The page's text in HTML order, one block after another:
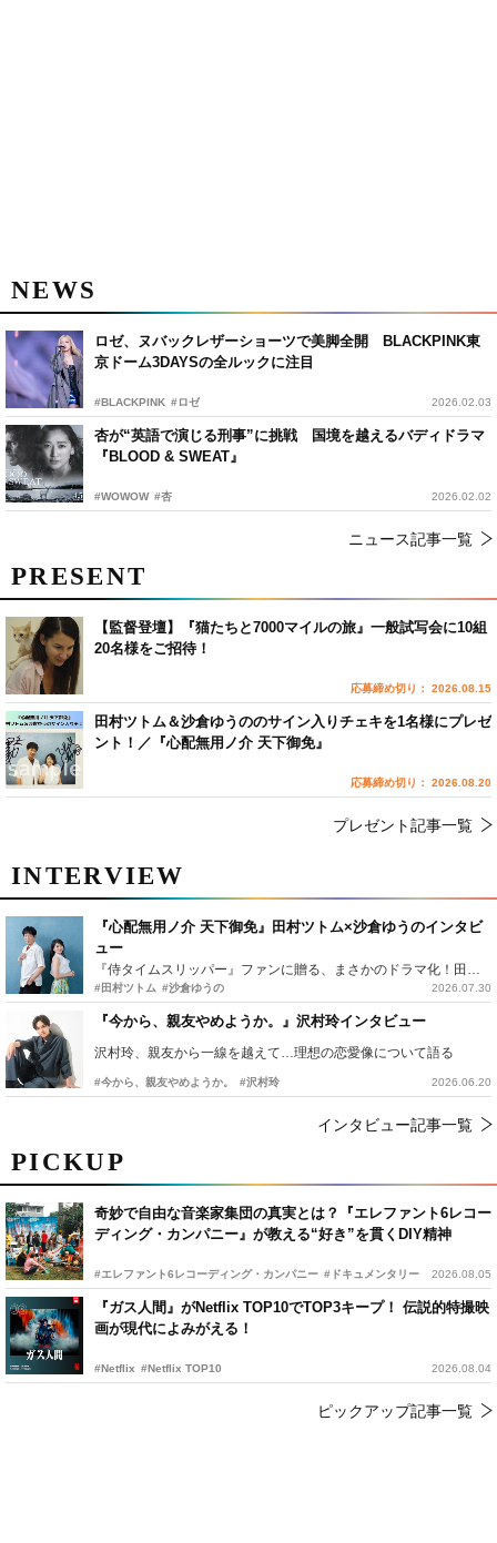
NEWS
ロゼ、ヌバックレザーショーツで美脚全開 BLACKPINK東
京ドーム3DAYSの全ルックに注目
#BLACKPINK #ロゼ 2026.02.03
杏が“英語で演じる刑事”に挑戦 国境を越えるバディドラマ
『BLOOD & SWEAT』
#WOWOW #杏 2026.02.02
ニュース記事一覧
PICKUP
奇妙で自由な音楽家集団の真実とは？『エレファント6レコー
ディング・カンパニー』が教える“好き”を貫くDIY精神
#エレファント6レコーディング・カンパニー #ドキュメンタリー 2026.08.05
『ガス人間』がNetflix TOP10でTOP3キープ！ 伝説的特撮映
画が現代によみがえる！
#Netflix #Netflix TOP10 2026.08.04
ピックアップ記事一覧
INTERVIEW
『心配無用ノ介 天下御免』田村ツトム×沙倉ゆうのインタビ
ュー
#田村ツトム #沙倉ゆうの 2026.07.30
『今から、親友やめようか。』沢村玲インタビュー
沢村玲、親友から一線を越えて…理想の恋愛像について語る
#今から、親友やめようか。 #沢村玲 2026.06.20
インタビュー記事一覧
PRESENT
【監督登壇】『猫たちと7000マイルの旅』一般試写会に10組
20名様をご招待！
応募締め切り： 2026.08.15
田村ツトム＆沙倉ゆうののサイン入りチェキを1名様にプレゼ
ント！／『心配無用ノ介 天下御免』
応募締め切り： 2026.08.20
プレゼント記事一覧